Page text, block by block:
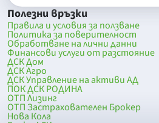
Полезни връзки
Правила и условия за ползване
Политика за поверителност
Обработване на лични данни
Финансови услуги от разстояние
ДСК Дом
ДСК Агро
ДСК Управление на активи АД
ПОК ДСК РОДИНА
ОТП Лизинг
ОТП Застрахователен Брокер
Нова Кола